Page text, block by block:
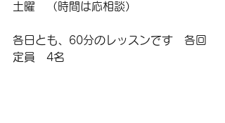
土曜　（時間は応相談）
各日とも、60分のレッスンです　各回
定員　4名